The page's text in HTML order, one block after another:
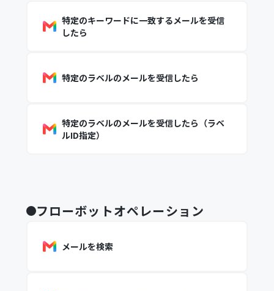
特定のキーワードに一致するメールを受信
したら
特定のラベルのメールを受信したら
特定のラベルのメールを受信したら（ラベ
ルID指定）
フローボットオペレーション
メールを検索